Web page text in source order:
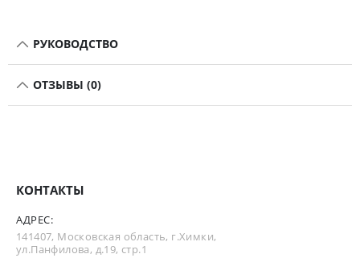
РУКОВОДСТВО
ОТЗЫВЫ (0)
КОНТАКТЫ
АДРЕС:
141407, Московская область, г.Химки,
ул.Панфилова, д.19, стр.1